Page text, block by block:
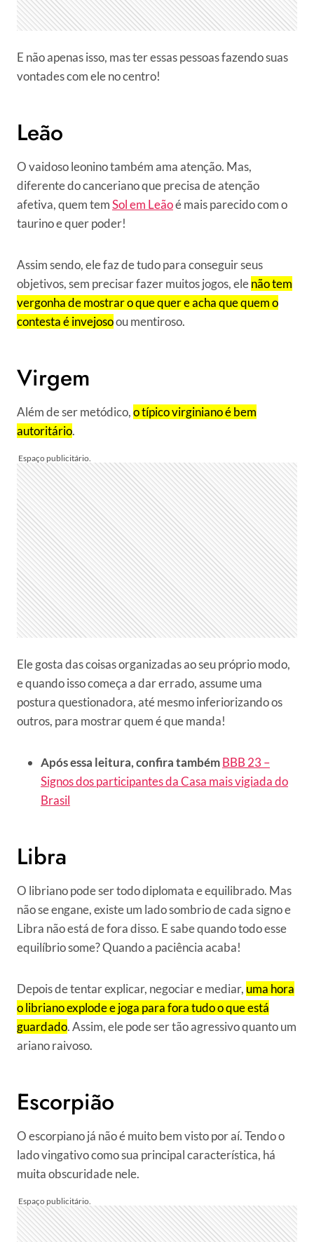
E não apenas isso, mas ter essas pessoas fazendo suas
vontades com ele no centro!
Leão
O vaidoso leonino também ama atenção. Mas,
diferente do canceriano que precisa de atenção
afetiva, quem temSol em Leãoé mais parecido com o
taurino e quer poder!
Assim sendo, ele faz de tudo para conseguir seus
objetivos, sem precisar fazer muitos jogos, elenão tem
vergonha de mostrar o que quer e acha que quem o
contesta é invejosoou mentiroso.
Virgem
Além de ser metódico,o típico virginiano é bem
autoritário.
Ele gosta das coisas organizadas ao seu próprio modo,
e quando isso começa a dar errado, assume uma
postura questionadora, até mesmo inferiorizando os
outros, para mostrar quem é que manda!
Após essa leitura, confira tambémBBB 23 –
Signos dos participantes da Casa mais vigiada do
Brasil
Libra
O libriano pode ser todo diplomata e equilibrado. Mas
não se engane, existe um lado sombrio de cada signo e
Libra não está de fora disso. E sabe quando todo esse
equilíbrio some? Quando a paciência acaba!
Depois de tentar explicar, negociar e mediar, uma hora
o libriano explode e joga para fora tudo o que está
guardado. Assim, ele pode ser tão agressivo quanto um
ariano raivoso.
Escorpião
O escorpiano já não é muito bem visto por aí. Tendo o
lado vingativo como sua principal característica, há
muita obscuridade nele.